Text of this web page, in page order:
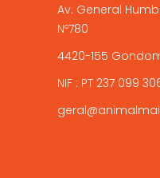
Av. General
Nº780
4420-155
NIF : PT 237 099